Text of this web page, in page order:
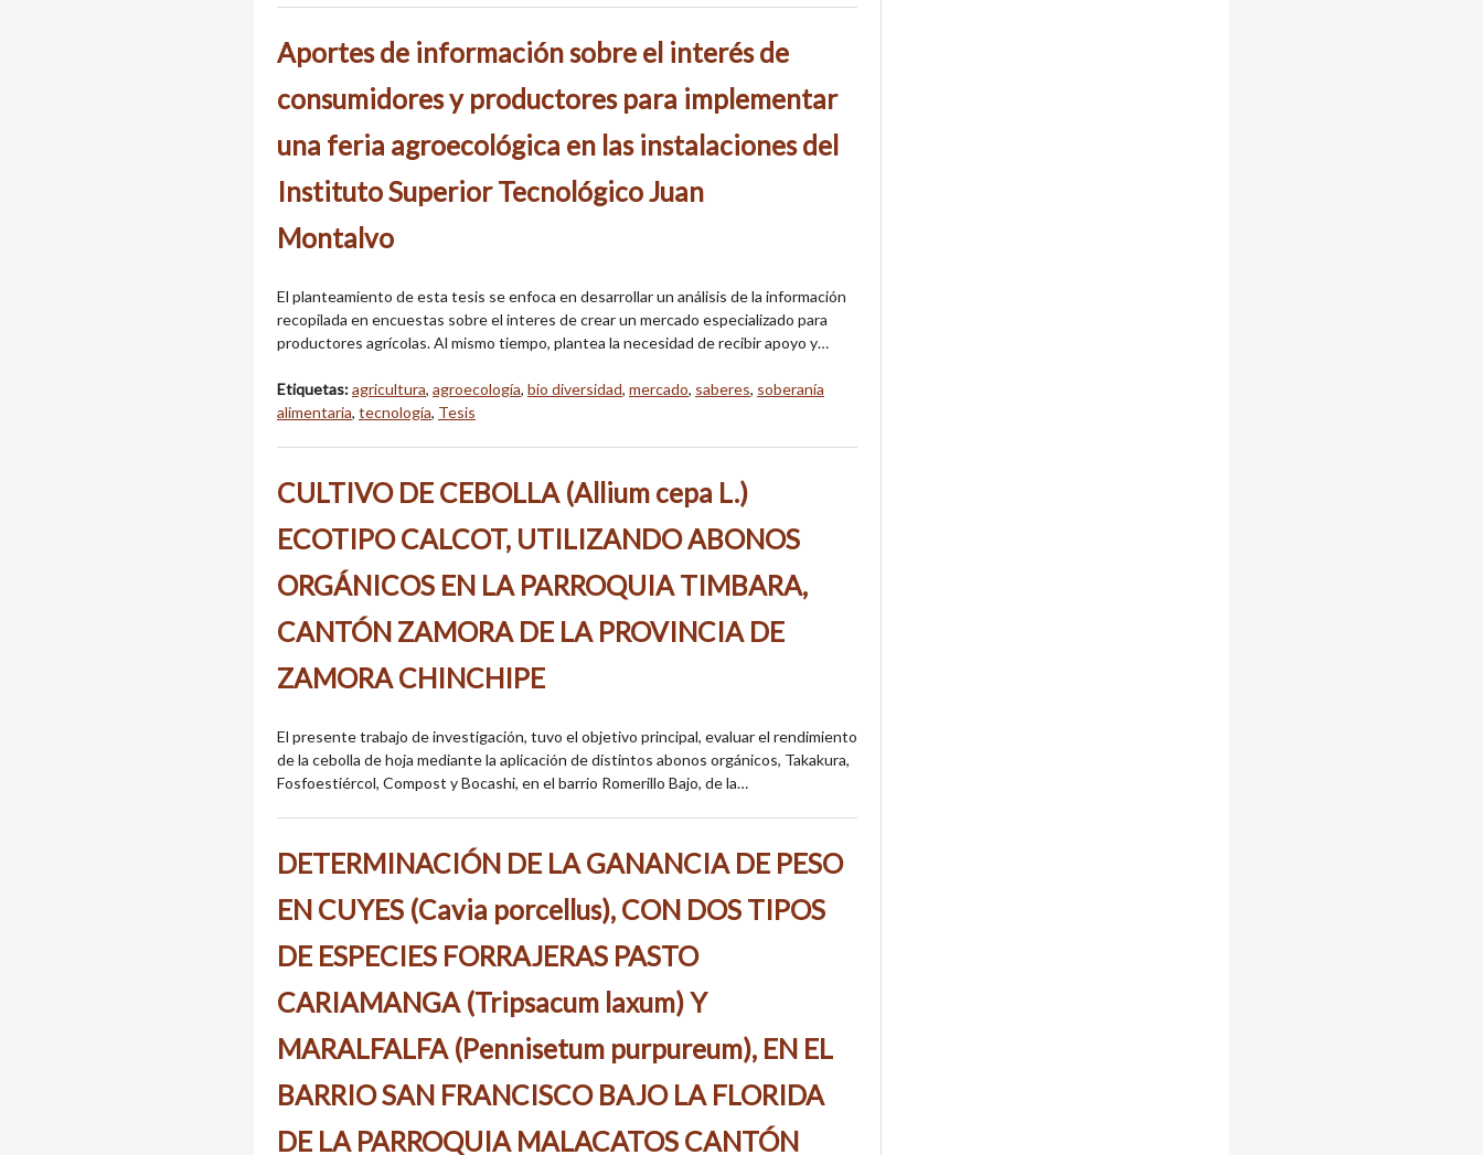
Aportes de información sobre el interés de
consumidores y productores para implementar
una feria agroecológica en las instalaciones del
Instituto Superior Tecnológico Juan
Montalvo
El planteamiento de esta tesis se enfoca en desarrollar un análisis de la información
recopilada en encuestas sobre el interes de crear un mercado especializado para
productores agrícolas. Al mismo tiempo, plantea la necesidad de recibir apoyo y…
Etiquetas:agricultura, agroecología, bio diversidad, mercado, saberes, soberanía
alimentaria, tecnología, Tesis
CULTIVO DE CEBOLLA (Allium cepa L.)
ECOTIPO CALCOT, UTILIZANDO ABONOS
ORGÁNICOS EN LA PARROQUIA TIMBARA,
CANTÓN ZAMORA DE LA PROVINCIA DE
ZAMORA CHINCHIPE
El presente trabajo de investigación, tuvo el objetivo principal, evaluar el rendimiento
de la cebolla de hoja mediante la aplicación de distintos abonos orgánicos, Takakura,
Fosfoestiércol, Compost y Bocashi, en el barrio Romerillo Bajo, de la…
DETERMINACIÓN DE LA GANANCIA DE PESO
EN CUYES (Cavia porcellus), CON DOS TIPOS
DE ESPECIES FORRAJERAS PASTO
CARIAMANGA (Tripsacum laxum) Y
MARALFALFA (Pennisetum purpureum), EN EL
BARRIO SAN FRANCISCO BAJO LA FLORIDA
DE LA PARROQUIA MALACATOS CANTÓN